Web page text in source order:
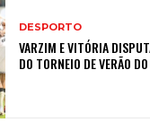
DESPORTO
VARZIM E VITÓRIA
DO TORNEIO DE VERÃO